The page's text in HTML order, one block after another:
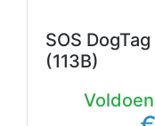
SOS
(113B)